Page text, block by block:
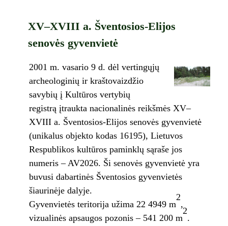
XV–XVIII a. Šventosios-Elijos
senovės gyvenvietė
2001 m. vasario 9 d. dėl vertingųjų
archeologinių ir kraštovaizdžio
savybių į Kultūros vertybių
registrą įtraukta nacionalinės reikšmės XV–
XVIII a. Šventosios-Elijos senovės gyvenvietė
(unikalus objekto kodas 16195), Lietuvos
Respublikos kultūros paminklų sąraše jos
numeris – AV2026. Ši senovės gyvenvietė yra
buvusi dabartinės Šventosios gyvenvietės
šiaurinėje dalyje.
Gyvenvietės teritorija užima 22 4949 m
2
,
vizualinės apsaugos pozonis – 541 200 m
2
.